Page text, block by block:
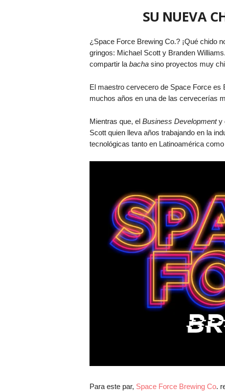
SU NUEVA
¿Space Force Brewing Co.? ¡Qué chido
gringos: Michael Scott y Branden
compartir la bacha sino proyectos muy
El maestro cervecero de Space Force es
muchos años en una de las cervecerías
Mientras que, el Business Developmenty
Scott quien lleva años trabajando en la
tecnológicas tanto en Latinoamérica
Para este par, Space Force Brewing Co.